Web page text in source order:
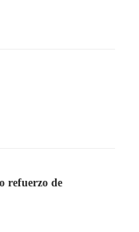
refuerzo de